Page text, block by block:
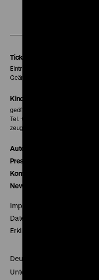
Tickets
Eintritt 5 €
Geänderte Preise sind im
Kinokasse
geöffnet 30 Minuten vor Beginn
Tel. + 49 30 20304-770
zeughauskino@dhm.de
Autor*innen
Presse
Kontakt
Newsletter
Impressum
Datenschutz
Erklärung digitale
Deutsches Historisches
Unter den Linden 2